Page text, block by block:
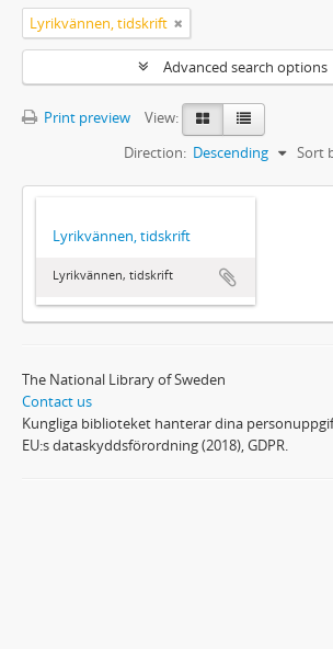
Lyrikvännen, tidskrift
Advanced search options
Print preview
View:
Sort
Direction: Descending
Lyrikvännen, tidskrift
Lyrikvännen, tidskrift
The National Library of Sweden
Contact us
Kungliga biblioteket hanterar dina
EU:s dataskyddsförordning (2018), GDPR.